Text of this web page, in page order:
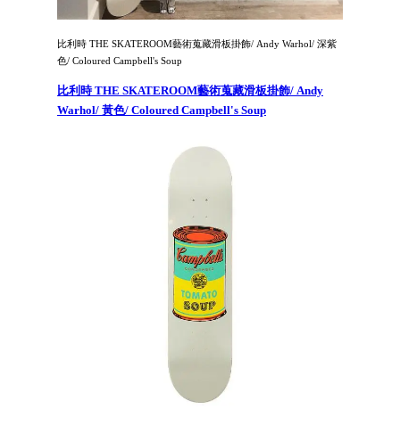
比利時 THE SKATEROOM藝術蒐藏滑板掛飾/ Andy Warhol/ 深紫
色/ Coloured Campbell's Soup
比利時 THE SKATEROOM藝術蒐藏滑板掛飾/ Andy
Warhol/ 黃色/ Coloured Campbell's Soup